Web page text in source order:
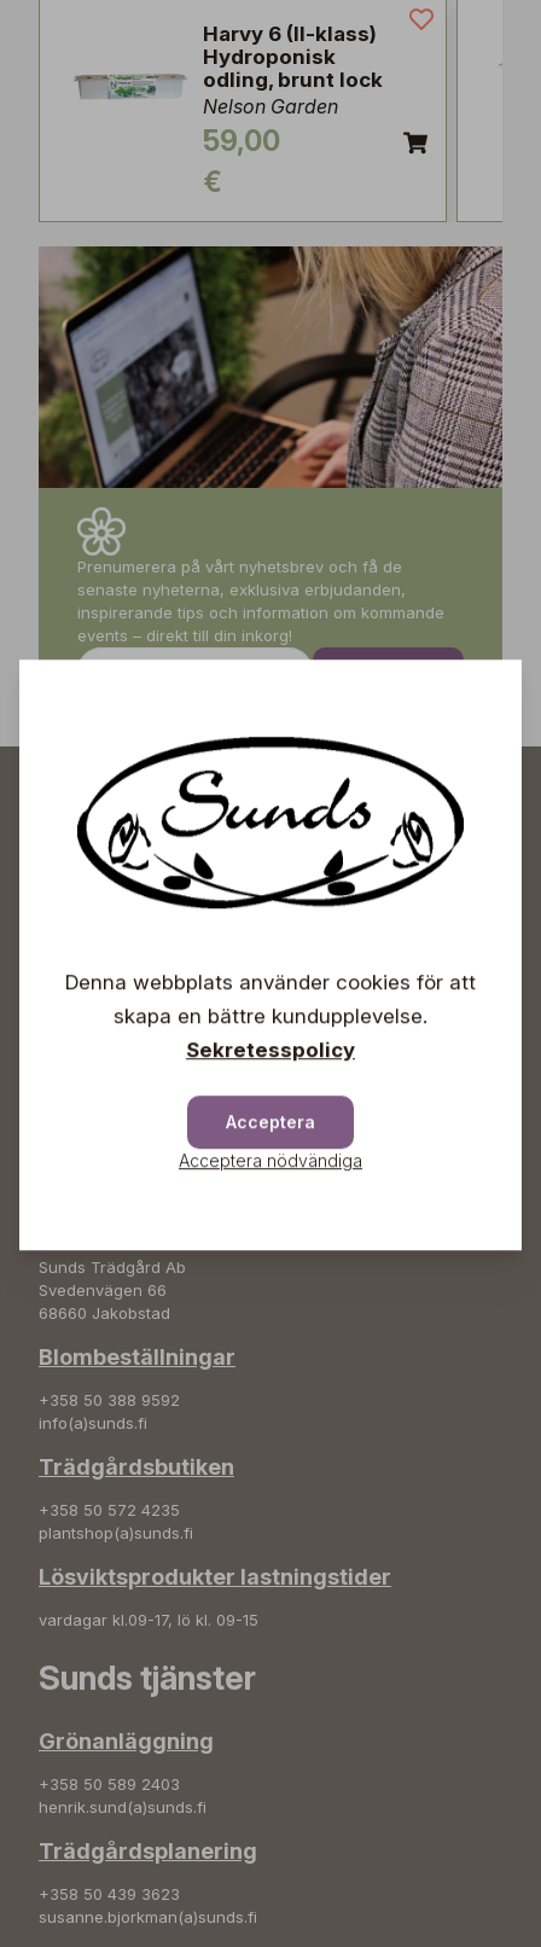
Harvy 6 (II-klass)
Hydroponisk
odling, brunt lock
Nelson Garden
59,00
€
Prenumerera på vårt nyhetsbrev och få de
senaste nyheterna, exklusiva erbjudanden,
inspirerande tips och information om kommande
events – direkt till din inkorg!
Sunds Trädgårdscenter
Öppet
Vardagar 09-18
Sunds Trädgård Ab
Svedenvägen 66
68660 Jakobstad
Blombeställningar
+358 50 388 9592
info(a)sunds.fi
Trädgårdsbutiken
+358 50 572 4235
plantshop(a)sunds.fi
Lösviktsprodukter lastningstider
vardagar kl.09-17, lö kl. 09-15
Sunds tjänster
Grönanläggning
+358 50 589 2403
henrik.sund(a)sunds.fi
Trädgårdsplanering
+358 50 439 3623
susanne.bjorkman(a)sunds.fi
Denna webbplats använder cookies för att
skapa en bättre kundupplevelse.
Sekretesspolicy
Acceptera
Acceptera nödvändiga